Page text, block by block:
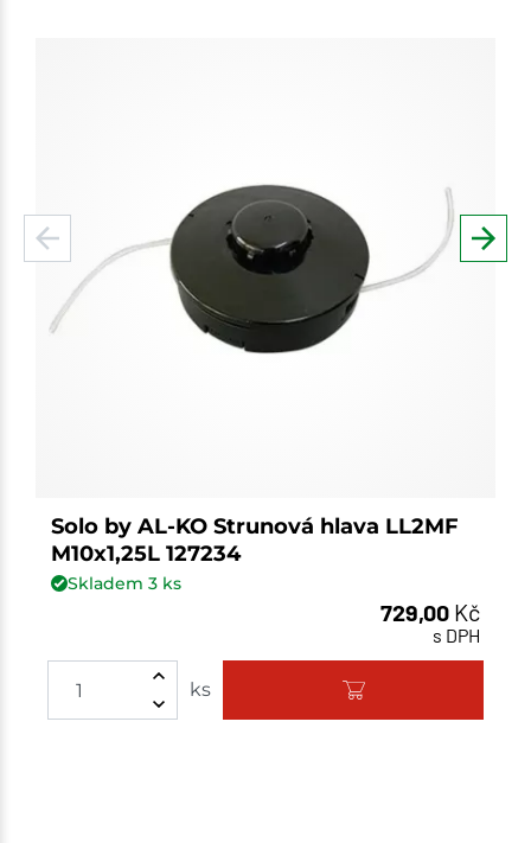
Solo by AL-KO Strunová hlava LL2MF
M10x1,25L 127234
Skladem 3ks
729,00 Kč
s DPH
ks